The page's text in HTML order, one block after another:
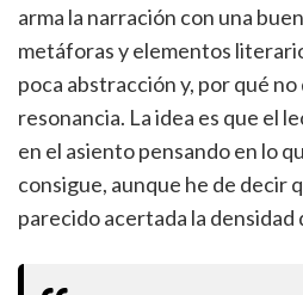
arma la narración con una
metáforas y elementos
poca abstracción y, por qué
resonancia. La idea es que el
en el asiento pensando en lo
consigue, aunque he de decir
parecido acertada la